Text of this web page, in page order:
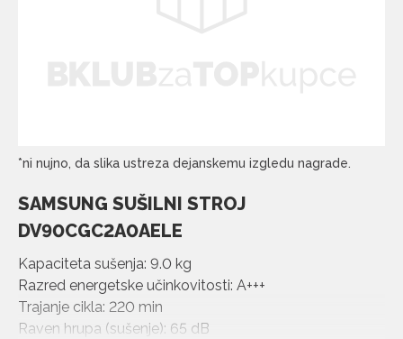
*ni nujno, da slika ustreza dejanskemu izgledu nagrade.
SAMSUNG SUŠILNI STROJ
DV90CGC2A0AELE
Kapaciteta sušenja: 9.0 kg
Razred energetske učinkovitosti: A+++
Trajanje cikla: 220 min
Raven hrupa (sušenje): 65 dB